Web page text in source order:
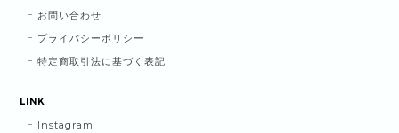
お問い合わせ
プライバシーポリシー
特定商取引法に基づく表記
LINK
Instagram